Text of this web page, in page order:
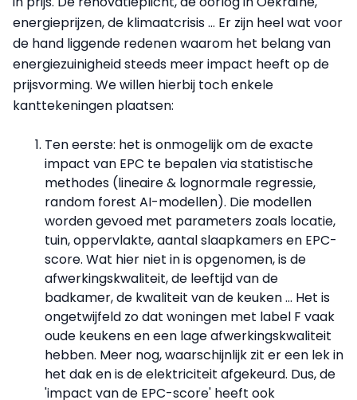
energieprijzen, de klimaatcrisis … Er zijn heel wat voor
de hand liggende redenen waarom het belang van
energiezuinigheid steeds meer impact heeft op de
prijsvorming. We willen hierbij toch enkele
kanttekeningen plaatsen:
Ten eerste: het is onmogelijk om de exacte
impact van EPC te bepalen via statistische
methodes (lineaire & lognormale regressie,
random forest AI-modellen). Die modellen
worden gevoed met parameters zoals locatie,
tuin, oppervlakte, aantal slaapkamers en EPC-
score. Wat hier niet in is opgenomen, is de
afwerkingskwaliteit, de leeftijd van de
badkamer, de kwaliteit van de keuken ... Het is
ongetwijfeld zo dat woningen met label F vaak
oude keukens en een lage afwerkingskwaliteit
hebben. Meer nog, waarschijnlijk zit er een lek in
het dak en is de elektriciteit afgekeurd. Dus, de
'impact van de EPC-score' heeft ook